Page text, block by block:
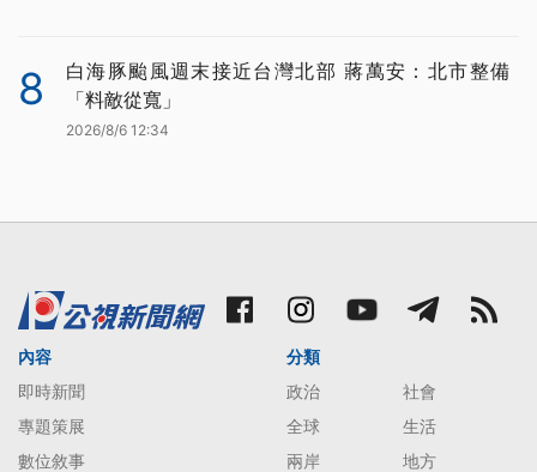
8
白海豚颱風週末接近台灣北部 蔣萬安：北市整備
「料敵從寬」
2026/8/6 12:34
內容
即時新聞
專題策展
數位敘事
分類
政治
社會
全球
生活
兩岸
地方